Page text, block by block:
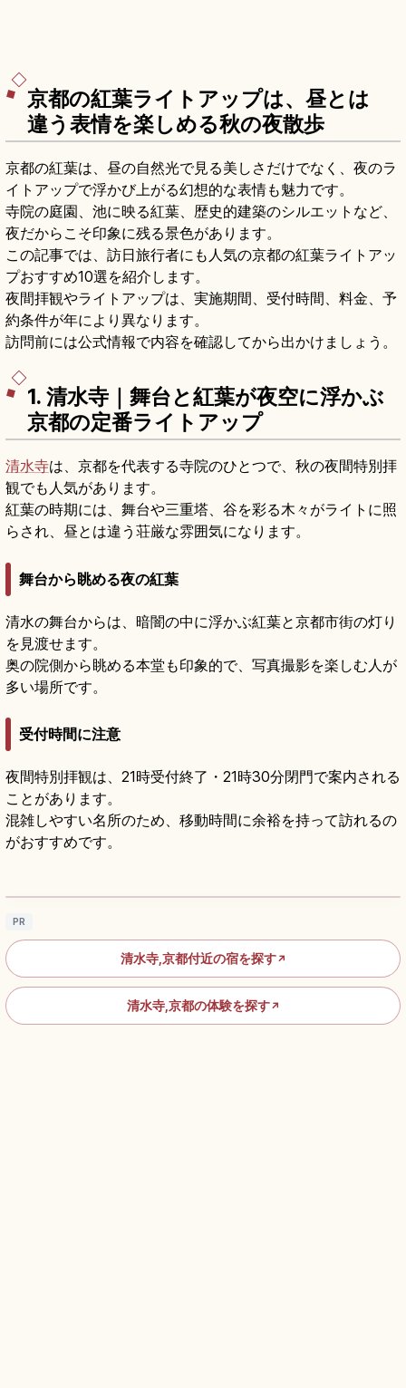
京都の紅葉ライトアップは、昼とは
違う表情を楽しめる秋の夜散歩
京都の紅葉は、昼の自然光で見る美しさだけでなく、夜のラ
イトアップで浮かび上がる幻想的な表情も魅力です。
寺院の庭園、池に映る紅葉、歴史的建築のシルエットなど、
夜だからこそ印象に残る景色があります。
この記事では、訪日旅行者にも人気の京都の紅葉ライトアッ
プおすすめ10選を紹介します。
夜間拝観やライトアップは、実施期間、受付時間、料金、予
約条件が年により異なります。
訪問前には公式情報で内容を確認してから出かけましょう。
1. 清水寺｜舞台と紅葉が夜空に浮かぶ
京都の定番ライトアップ
清水寺は、京都を代表する寺院のひとつで、秋の夜間特別拝
観でも人気があります。
紅葉の時期には、舞台や三重塔、谷を彩る木々がライトに照
らされ、昼とは違う荘厳な雰囲気になります。
舞台から眺める夜の紅葉
清水の舞台からは、暗闇の中に浮かぶ紅葉と京都市街の灯り
を見渡せます。
奥の院側から眺める本堂も印象的で、写真撮影を楽しむ人が
多い場所です。
受付時間に注意
夜間特別拝観は、21時受付終了・21時30分閉門で案内される
ことがあります。
混雑しやすい名所のため、移動時間に余裕を持って訪れるの
がおすすめです。
清水寺の見どころ｜清水の舞台・音羽の滝・
PR
清水寺,京都付近の宿を探す↗
清水寺,京都の体験を探す↗